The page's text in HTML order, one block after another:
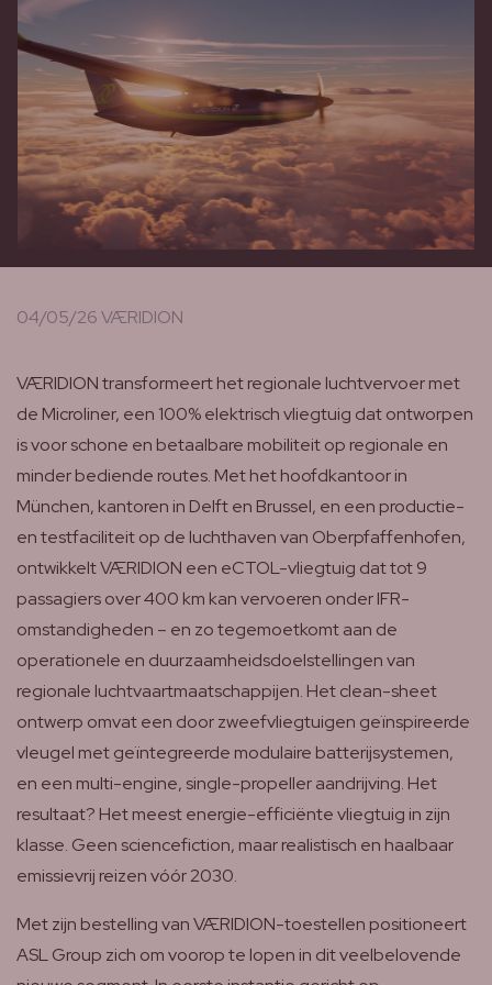
04/05/26 VÆRIDION
VÆRIDION transformeert het regionale luchtvervoer met
de Microliner, een 100% elektrisch vliegtuig dat ontworpen
is voor schone en betaalbare mobiliteit op regionale en
minder bediende routes. Met het hoofdkantoor in
München, kantoren in Delft en Brussel, en een productie-
en testfaciliteit op de luchthaven van Oberpfaffenhofen,
ontwikkelt VÆRIDION een eCTOL-vliegtuig dat tot 9
passagiers over 400 km kan vervoeren onder IFR-
omstandigheden – en zo tegemoetkomt aan de
operationele en duurzaamheidsdoelstellingen van
regionale luchtvaartmaatschappijen. Het clean-sheet
ontwerp omvat een door zweefvliegtuigen geïnspireerde
vleugel met geïntegreerde modulaire batterijsystemen,
en een multi-engine, single-propeller aandrijving. Het
resultaat? Het meest energie-efficiënte vliegtuig in zijn
klasse. Geen sciencefiction, maar realistisch en haalbaar
emissievrij reizen vóór 2030.
Met zijn bestelling van VÆRIDION-toestellen positioneert
ASL Group zich om voorop te lopen in dit veelbelovende